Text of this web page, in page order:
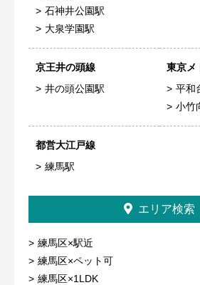
石神井公園駅
大泉学園駅
京王井の頭線
井の頭公園駅
東京メ
平和
小竹
都営大江戸線
練馬駅
エリア検索
練馬区×駅近
練馬区×ペット可
練馬区×1LDK